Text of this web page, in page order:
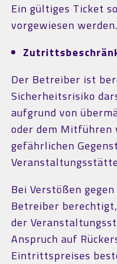
Ein gültiges Ticket
vorgewiesen werden.
Der Betreiber ist
Sicherheitsrisiko
aufgrund von
oder dem Mitführen
gefährlichen
Bei Verstößen
Betreiber
der
Anspruch auf
Eintrittspreises